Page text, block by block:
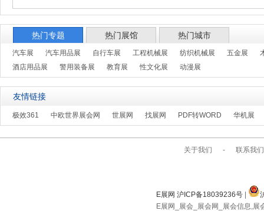
热门专题 热门展馆 热门城市
汽车展 汽车用品展 自行车展 工程机械展 纺织机械展 五金展
酒店用品展
警用装备展 教育展 性文化展 动漫展
友情链接
极效361 中欧世界展会网 世展网 找展网 PDF转WORD 华机展
关于我们 - 联系我们
E展网 沪ICP备18039236号
E展网_展会_展会网_展会信息,展